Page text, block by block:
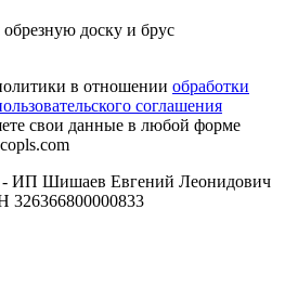
доску и брус
в отношении обработки
соглашения
свои данные в любой форме
- ИП Шишаев Евгений Леонидович